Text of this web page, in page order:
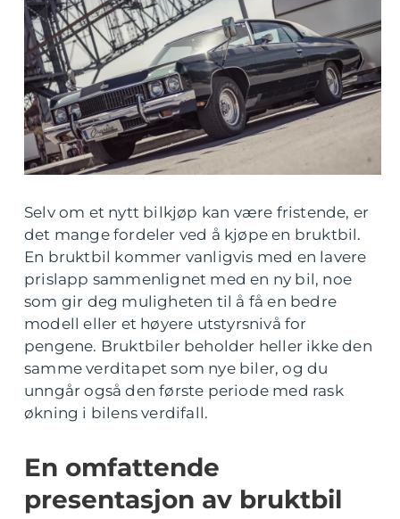
Selv om et nytt bilkjøp kan være fristende, er
det mange fordeler ved å kjøpe en bruktbil.
En bruktbil kommer vanligvis med en lavere
prislapp sammenlignet med en ny bil, noe
som gir deg muligheten til å få en bedre
modell eller et høyere utstyrsnivå for
pengene. Bruktbiler beholder heller ikke den
samme verditapet som nye biler, og du
unngår også den første periode med rask
økning i bilens verdifall.
En omfattende
presentasjon av bruktbil